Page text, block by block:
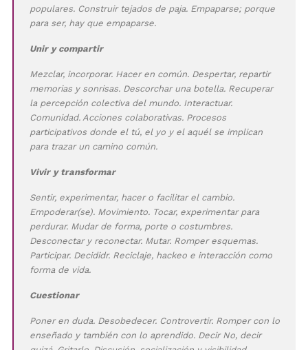
populares. Construir tejados de paja. Empaparse; porque
para ser, hay que empaparse.
Unir y compartir
Mezclar, incorporar. Hacer en común. Despertar, repartir
memorias y sonrisas. Descorchar una botella. Recuperar
la percepción colectiva del mundo. Interactuar.
Comunidad. Acciones colaborativas. Procesos
participativos donde el tú, el yo y el aquél se implican
para trazar un camino común.
Vivir y transformar
Sentir, experimentar, hacer o facilitar el cambio.
Empoderar(se). Movimiento. Tocar, experimentar para
perdurar. Mudar de forma, porte o costumbres.
Desconectar y reconectar. Mutar. Romper esquemas.
Participar. Decididr. Reciclaje, hackeo e interacción como
forma de vida.
Cuestionar
Poner en duda. Desobedecer. Controvertir. Romper con lo
enseñado y también con lo aprendido. Decir No, decir